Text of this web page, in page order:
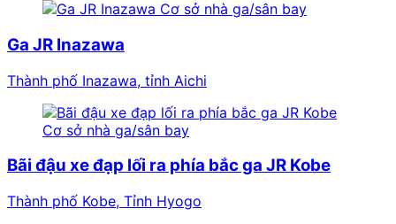
Cơ sở nhà ga/sân bay
Ga JR Inazawa
Thành phố Inazawa, tỉnh Aichi
Cơ sở nhà ga/sân bay
Bãi đậu xe đạp lối ra phía bắc ga JR Kobe
Thành phố Kobe, Tỉnh Hyogo